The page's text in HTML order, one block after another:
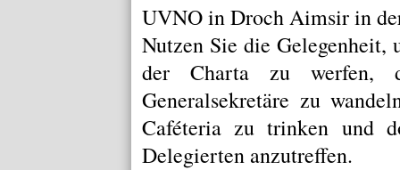
UVNO in Droch Aimsir in
Nutzen Sie die
der Chartazu werfen,
Generalsekretäre zu
Caféteria zu trinken und
Delegierten anzutreffen.